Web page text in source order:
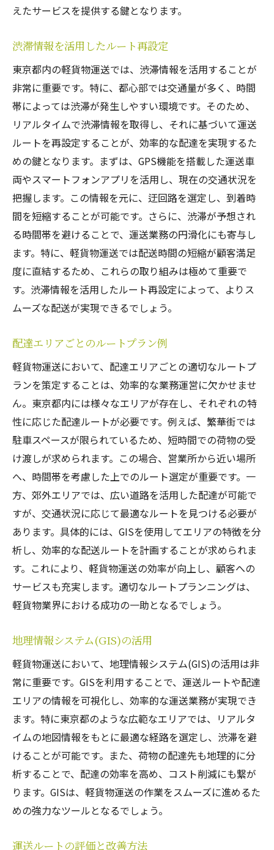
えたサービスを提供する鍵となります。
渋滞情報を活用したルート再設定
東京都内の軽貨物運送では、渋滞情報を活用することが
非常に重要です。特に、都心部では交通量が多く、時間
帯によっては渋滞が発生しやすい環境です。そのため、
リアルタイムで渋滞情報を取得し、それに基づいて運送
ルートを再設定することが、効率的な配達を実現するた
めの鍵となります。まずは、GPS機能を搭載した運送車
両やスマートフォンアプリを活用し、現在の交通状況を
把握します。この情報を元に、迂回路を選定し、到着時
間を短縮することが可能です。さらに、渋滞が予想され
る時間帯を避けることで、運送業務の円滑化にも寄与し
ます。特に、軽貨物運送では配送時間の短縮が顧客満足
度に直結するため、これらの取り組みは極めて重要で
す。渋滞情報を活用したルート再設定によって、よりス
ムーズな配送が実現できるでしょう。
配達エリアごとのルートプラン例
軽貨物運送において、配達エリアごとの適切なルートプ
ランを策定することは、効率的な業務運営に欠かせませ
ん。東京都内には様々なエリアが存在し、それぞれの特
性に応じた配達ルートが必要です。例えば、繁華街では
駐車スペースが限られているため、短時間での荷物の受
け渡しが求められます。この場合、営業所から近い場所
へ、時間帯を考慮した上でのルート選定が重要です。一
方、郊外エリアでは、広い道路を活用した配達が可能で
すが、交通状況に応じて最適なルートを見つける必要が
あります。具体的には、GISを使用してエリアの特徴を分
析し、効率的な配送ルートを計画することが求められま
す。これにより、軽貨物運送の効率が向上し、顧客への
サービスも充実します。適切なルートプランニングは、
軽貨物業界における成功の一助となるでしょう。
地理情報システム(GIS)の活用
軽貨物運送において、地理情報システム(GIS)の活用は非
常に重要です。GISを利用することで、運送ルートや配達
エリアの情報を可視化し、効率的な運送業務が実現でき
ます。特に東京都のような広範なエリアでは、リアルタ
イムの地図情報をもとに最適な経路を選定し、渋滞を避
けることが可能です。また、荷物の配達先も地理的に分
析することで、配達の効率を高め、コスト削減にも繋が
ります。GISは、軽貨物運送の作業をスムーズに進めるた
めの強力なツールとなるでしょう。
運送ルートの評価と改善方法